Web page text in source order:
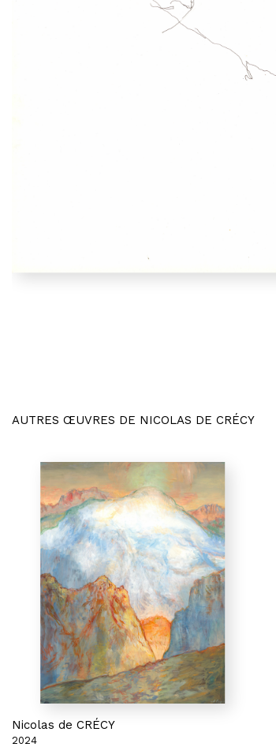
AUTRES ŒUVRES DE NICOLAS DE CRÉCY
Nicolas de CRÉCY
2024